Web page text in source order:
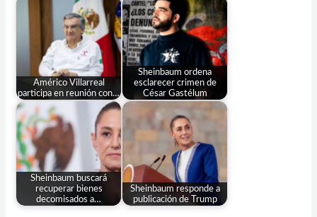
Américo Villarreal
participa en reunión con…
Sheinbaum ordena
esclarecer crimen de
César Gastélum
Sheinbaum buscará
recuperar bienes
decomisados a…
Sheinbaum responde a
publicación de Trump